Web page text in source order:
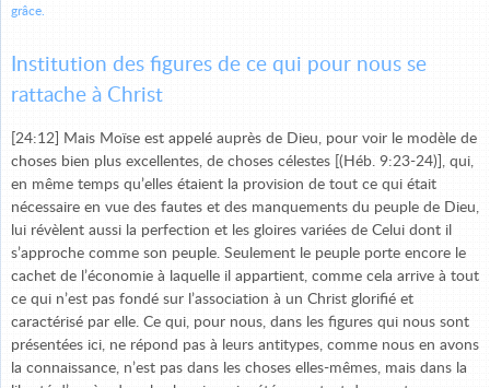
grâce.
Institution des figures de ce qui pour nous se
rattache à Christ
[24:12] Mais Moïse est appelé auprès de Dieu, pour voir le modèle de
choses bien plus excellentes, de choses célestes [(Héb. 9:23-24)], qui,
en même temps qu’elles étaient la provision de tout ce qui était
nécessaire en vue des fautes et des manquements du peuple de Dieu,
lui révèlent aussi la perfection et les gloires variées de Celui dont il
s’approche comme son peuple. Seulement le peuple porte encore le
cachet de l’économie à laquelle il appartient, comme cela arrive à tout
ce qui n’est pas fondé sur l’association à un Christ glorifié et
caractérisé par elle. Ce qui, pour nous, dans les figures qui nous sont
présentées ici, ne répond pas à leurs antitypes, comme nous en avons
la connaissance, n’est pas dans les choses elles-mêmes, mais dans la